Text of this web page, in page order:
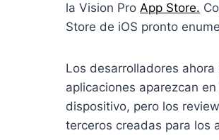
la Vision Pro App Store.
Store de iOS pronto
Los desarrolladores
aplicaciones aparezcan
dispositivo, pero los
terceros creadas para los